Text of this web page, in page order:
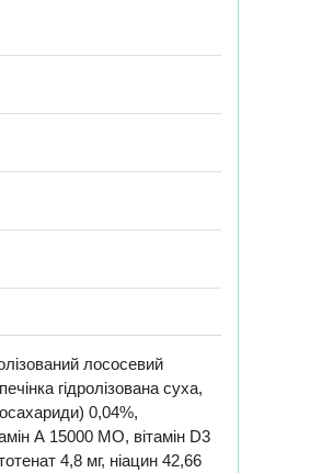
лососевий
гідролізована суха,
0,04%,
А 15000 МО, вітамін D3
4,8 мг, ніацин 42,66